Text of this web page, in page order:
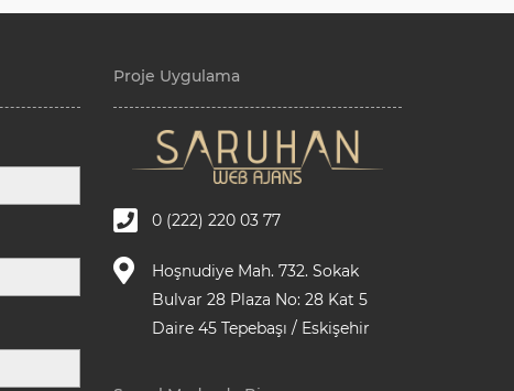
Proje Uygulama
0 (222) 220 03 77
Hoşnudiye Mah. 732. Sokak
Bulvar 28 Plaza No: 28 Kat 5
Daire 45 Tepebaşı / Eskişehir